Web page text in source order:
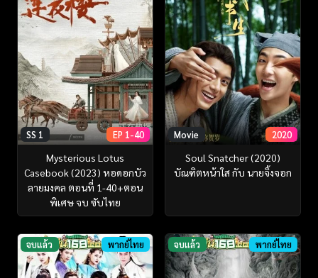
SS 1 EP 1-40
Mysterious Lotus
Casebook (2023) หอดอกบัว
ลายมงคล ตอนที่ 1-40+ตอน
พิเศษ จบ ซับไทย
Movie 2020
Soul Snatcher (2020)
บัณฑิตหน้าใส กับ นายจิ้งจอก
จบแล้ว พากย์ไทย จบแล้ว พากย์ไทย